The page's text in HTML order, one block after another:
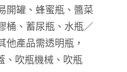
開罐、蜂蜜瓶、醬菜
桶、蓄尿瓶、水瓶／
他產品需透明瓶，
、吹瓶機械、吹瓶